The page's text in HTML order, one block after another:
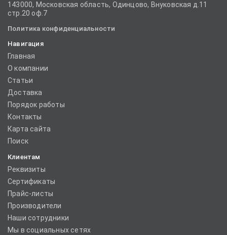
143000, Московская область, Одинцово, Внуковская д.11
стр.20 оф.7
Политика конфиденциальности
Навигация
Главная
О компании
Статьи
Доставка
Порядок работы
Контакты
Карта сайта
Поиск
Клиентам
Реквизиты
Сертификаты
Прайс-листы
Производители
Наши сотрудники
Мы в социальных сетях